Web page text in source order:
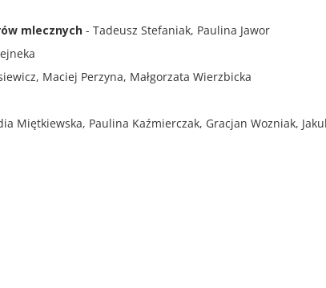
mlecznych - Tadeusz Stefaniak, Paulina Jawor
Maciej Perzyna, Małgorzata Wierzbicka
Miętkiewska, Paulina Kaźmierczak, Gracjan Wozniak,